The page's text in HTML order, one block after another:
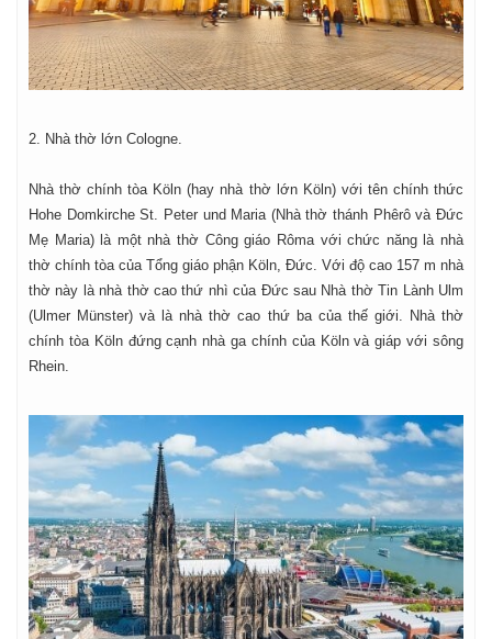
2. Nhà thờ lớn Cologne.
Nhà thờ chính tòa Köln (hay nhà thờ lớn Köln) với tên chính thức
Hohe Domkirche St. Peter und Maria (Nhà thờ thánh Phêrô và Đức
Mẹ Maria) là một nhà thờ Công giáo Rôma với chức năng là nhà
thờ chính tòa của Tổng giáo phận Köln, Đức. Với độ cao 157 m nhà
thờ này là nhà thờ cao thứ nhì của Đức sau Nhà thờ Tin Lành Ulm
(Ulmer Münster) và là nhà thờ cao thứ ba của thế giới. Nhà thờ
chính tòa Köln đứng cạnh nhà ga chính của Köln và giáp với sông
Rhein.